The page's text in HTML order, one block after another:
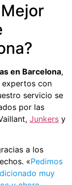
en Barcelona,
con
servicio se
por las
Junkers y
a los
«Pedimos
muy